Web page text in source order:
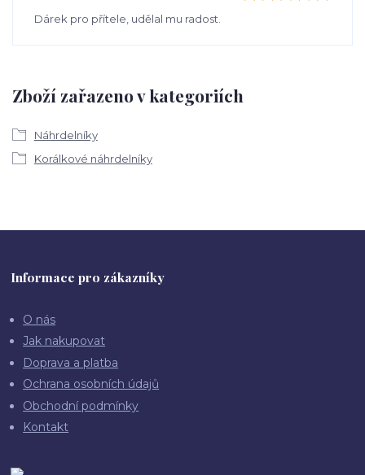
Dárek pro přítele, udělal mu radost.
Zboží zařazeno v kategoriích
Náhrdelníky
Korálkové náhrdelníky
Informace pro zákazníky
O nás
Jak nakupovat
Doprava a platba
Ochrana osobních údajů
Obchodní podmínky
Kontakt